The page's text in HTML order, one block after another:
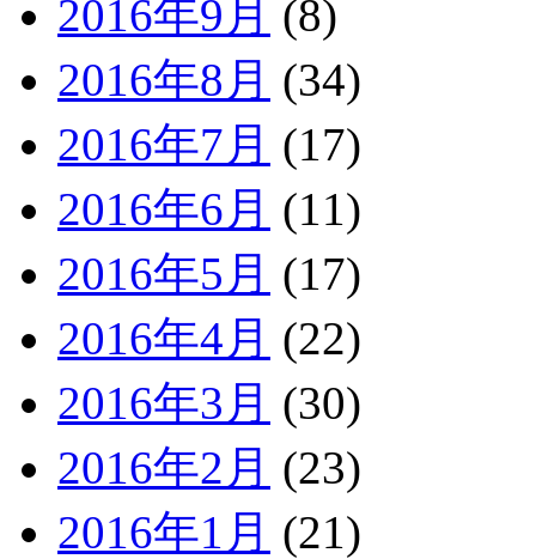
2016年9月 (8)
2016年8月 (34)
2016年7月 (17)
2016年6月 (11)
2016年5月 (17)
2016年4月 (22)
2016年3月 (30)
2016年2月 (23)
2016年1月 (21)